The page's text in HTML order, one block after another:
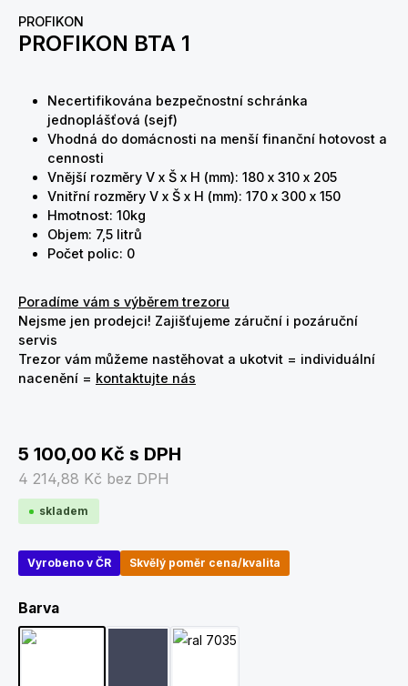
PROFIKON
PROFIKON BTA 1
Necertifikována bezpečnostní schránka
jednoplášťová (sejf)
Vhodná do domácnosti na menší finanční hotovost a
cennosti
Vnější rozměry V x Š x H (mm): 180 x 310 x 205
Vnitřní rozměry V x Š x H (mm): 170 x 300 x 150
Hmotnost: 10kg
Objem: 7,5 litrů
Počet polic: 0
Poradíme vám s výběrem trezoru
Nejsme jen prodejci! Zajišťujeme záruční i pozáruční
servis
Trezor vám můžeme nastěhovat a ukotvit = individuální
nacenění = kontaktujte nás
5 100,00 Kč s DPH
4 214,88 Kč bez DPH
skladem
Vyrobeno v ČR Skvělý poměr cena/kvalita
BarvaZvolte variantu